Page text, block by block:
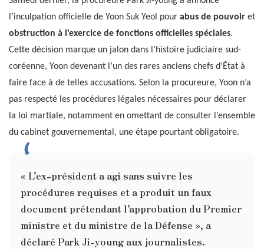
l’inculpation officielle de Yoon Suk Yeol pour abus de pouvoir et
obstruction à l’exercice de fonctions officielles spéciales.
Cette décision marque un jalon dans l’histoire judiciaire sud-
coréenne, Yoon devenant l’un des rares anciens chefs d’État à
faire face à de telles accusations. Selon la procureure, Yoon n’a
pas respecté les procédures légales nécessaires pour déclarer
la loi martiale, notamment en omettant de consulter l’ensemble
du cabinet gouvernemental, une étape pourtant obligatoire.
« L’ex-président a agi sans suivre les
procédures requises et a produit un faux
document prétendant l’approbation du Premier
ministre et du ministre de la Défense », a
déclaré Park Ji-young aux journalistes.